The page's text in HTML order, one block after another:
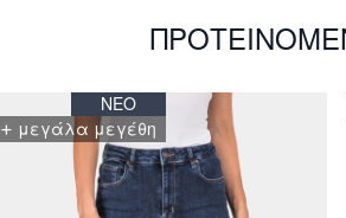
ΝΈΟ
+ μεγάλα μεγέθη